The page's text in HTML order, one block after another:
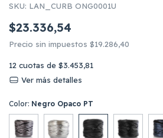
SKU: LAN_CURB ONG0001U
$23.336,54
Precio sin impuestos $19.286,40
12 cuotas de $3.453,81
Ver más detalles
Color: Negro Opaco PT